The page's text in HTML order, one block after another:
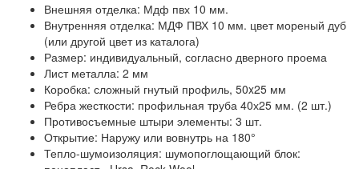
Внешняя отделка: Мдф пвх 10 мм.
Внутренняя отделка: МДФ ПВХ 10 мм. цвет мореный дуб
(или другой цвет из каталога)
Размер: индивидуальный, согласно дверного проема
Лист металла: 2 мм
Коробка: сложный гнутый профиль, 50x25 мм
Ребра жесткости: профильная труба 40х25 мм. (2 шт.)
Противосъемные штыри элементы: 3 шт.
Открытие: Наружу или вовнутрь на 180°
Тепло-шумоизоляция: шумопоглощающий блок: